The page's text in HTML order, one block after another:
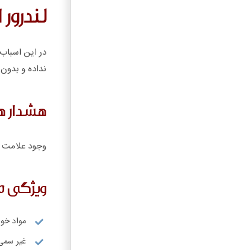
در این
نداده و
هشدار
وجود علامت
مواد
غیر